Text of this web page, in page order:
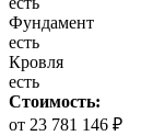
Фундамент
есть
Кровля
есть
Стоимость:
от 23 781 146 ₽